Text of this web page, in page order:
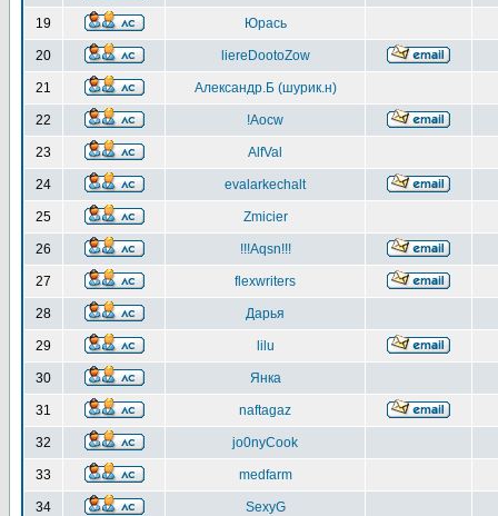
19 Юрась
20 liereDootoZow
21 Александр.Б (шурик.н)
22 !Aocw
23 AlfVal
24 evalarkechalt
25 Zmicier
26 !!!Aqsn!!!
27 flexwriters
28 Дарья
29 lilu
30 Янка
31 naftagaz
32 jo0nyCook
33 medfarm
34 SexyG